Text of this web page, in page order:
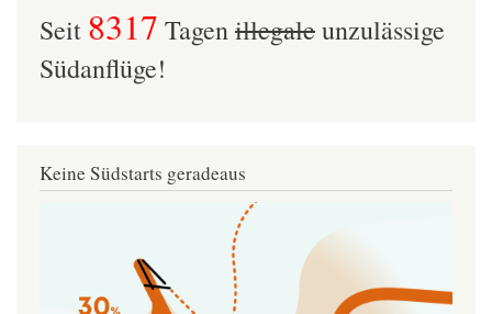
Seit 8317 Tagenillegaleunzulässige
Südanflüge!
Keine Südstarts geradeaus